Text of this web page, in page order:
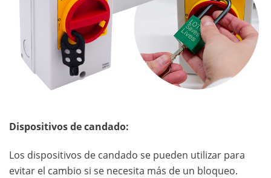
Dispositivos de candado:
Los dispositivos de candado se pueden utilizar para
evitar el cambio si se necesita más de un bloqueo.